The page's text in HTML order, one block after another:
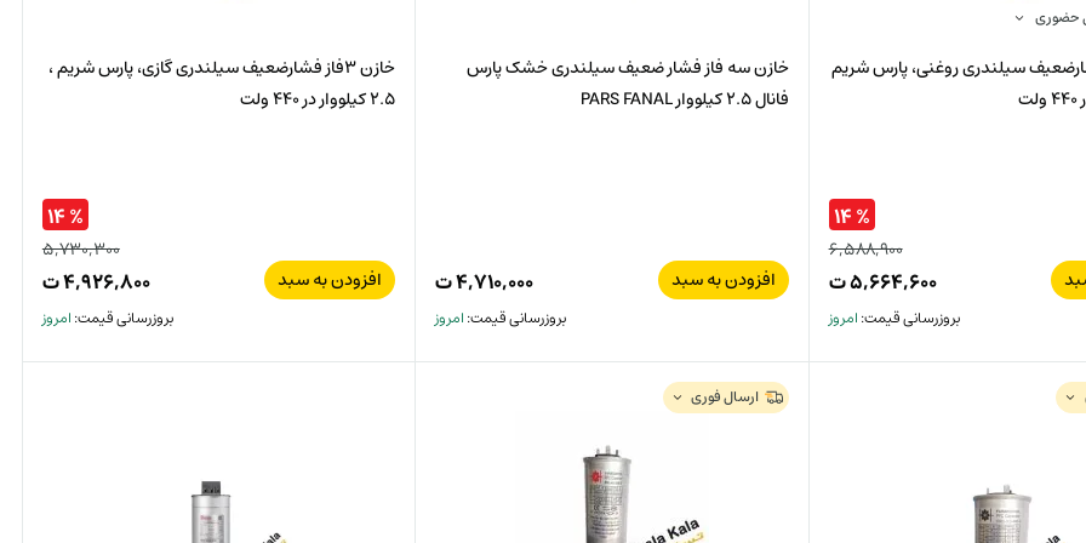
حضوری
فشارضعیف سیلندری روغنی، پارس شریم
۶,۵۸۸,۹۰۰
قیمت
اصلی:
۵,۶۶۴,۶۰۰ت
قیمت
۵,۶۶۴,۶۰۰
% ۱۴
بروزرسانی قیمت:امروز
خازن سه فاز فشار ضعیف سیلندری خشک پارس
فانال 2.5 کیلووار PARS FANAL
افزودن به سبد ۴,۷۱۰,۰۰۰ت
بروزرسانی قیمت:امروز
خازن 3فاز فشارضعیف سیلندری گازی، پارس شریم ،
2.5 کیلووار در 440 ولت
افزودن به سبد
۵,۷۳۰,۳۰۰
۴,۹۲۶,۸۰۰ت
% ۱۴
بروزرسانی قیمت:امروز
ارسال فوری